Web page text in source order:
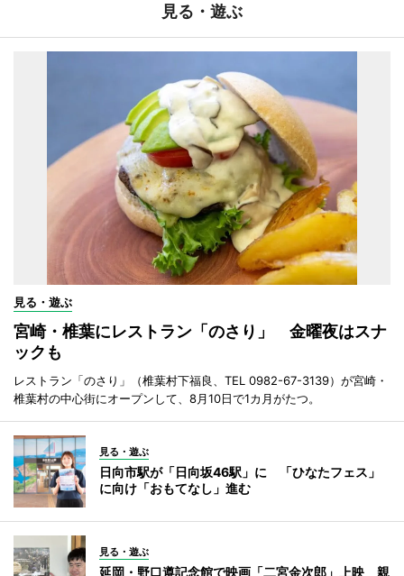
見る・遊ぶ
見る・遊ぶ
宮崎・椎葉にレストラン「のさり」 金曜夜はスナ
ックも
レストラン「のさり」（椎葉村下福良、TEL 0982-67-3139）が宮崎・
椎葉村の中心街にオープンして、8月10日で1カ月がたつ。
見る・遊ぶ
日向市駅が「日向坂46駅」に 「ひなたフェス」
に向け「おもてなし」進む
見る・遊ぶ
延岡・野口遵記念館で映画「二宮金次郎」上映 親